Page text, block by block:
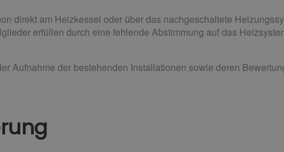
direkt am Heizkessel oder über das nachgeschaltete
erfüllen durch eine fehlende Abstimmung auf das
Aufnahme der bestehenden Installationen sowie deren